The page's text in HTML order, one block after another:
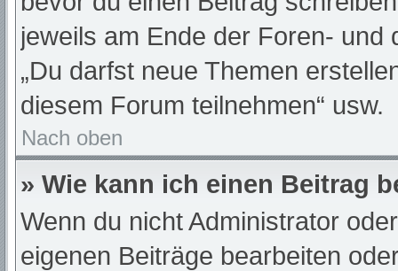
jeweils am Ende der Foren-
„Du darfst neue Themen
diesem Forum teilnehmen“ usw.
Nach oben
» Wie kann ich einen Beitrag
Wenn du nicht Administrator
eigenen Beiträge bearbeiten